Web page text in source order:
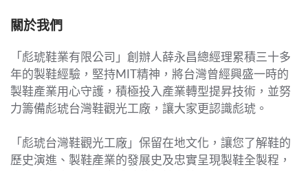
關於我們
「彪琥鞋業有限公司」創辦人薛永昌總經理累積三十多
年的製鞋經驗，堅持MIT精神，將台灣曾經興盛一時的
製鞋產業用心守護，積極投入產業轉型提昇技術，並努
力籌備彪琥台灣鞋觀光工廠，讓大家更認識彪琥。
「彪琥台灣鞋觀光工廠」保留在地文化，讓您了解鞋的
歷史演進、製鞋產業的發展史及忠實呈現製鞋全製程，